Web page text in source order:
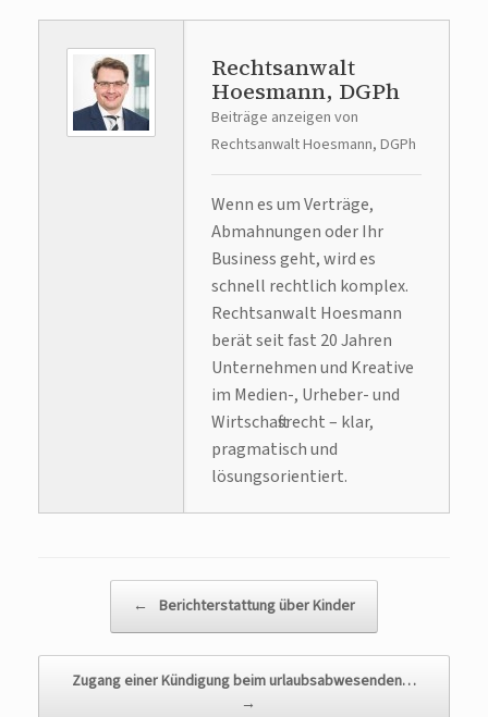
Rechtsanwalt
Hoesmann, DGPh
Beiträge anzeigen von
Rechtsanwalt Hoesmann, DGPh
Wenn es um Verträge,
Abmahnungen oder Ihr
Business geht, wird es
schnell rechtlich komplex.
Rechtsanwalt Hoesmann
berät seit fast 20 Jahren
Unternehmen und Kreative
im Medien-, Urheber- und
Wirtschaftsrecht – klar,
pragmatisch und
lösungsorientiert.
← Berichterstattung über Kinder
Zugang einer Kündigung beim urlaubsabwesenden…
→